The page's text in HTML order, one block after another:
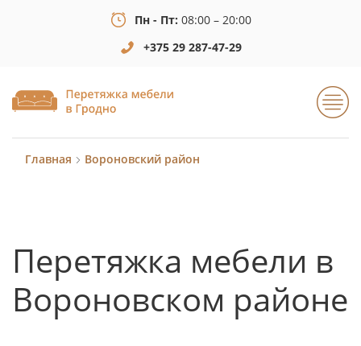
Пн - Пт: 08:00 – 20:00
+375 29 287-47-29
Главная Вороновский район
Перетяжка мебели в
Вороновском районе